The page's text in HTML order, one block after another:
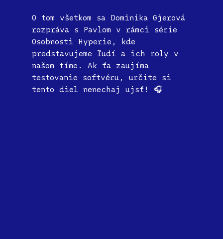
O tom všetkom sa Dominika Gjerová
rozpráva s Pavlom v rámci série
Osobnosti Hyperie, kde
predstavujeme ľudí a ich roly v
našom tíme. Ak ťa zaujíma
testovanie softvéru, určite si
tento diel nenechaj ujsť! 🎧